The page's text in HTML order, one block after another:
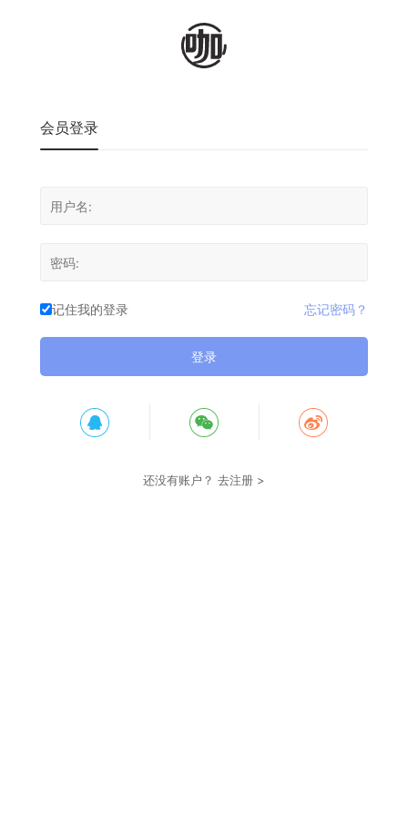
会员登录
记住我的登录 忘记密码？
登录
还没有账户？ 去注册 >